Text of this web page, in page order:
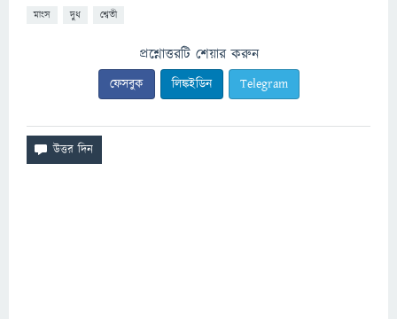
মাংস দুধ শ্বেতী
প্রশ্নোত্তরটি শেয়ার করুন
ফেসবুক লিঙ্কইডিন Telegram